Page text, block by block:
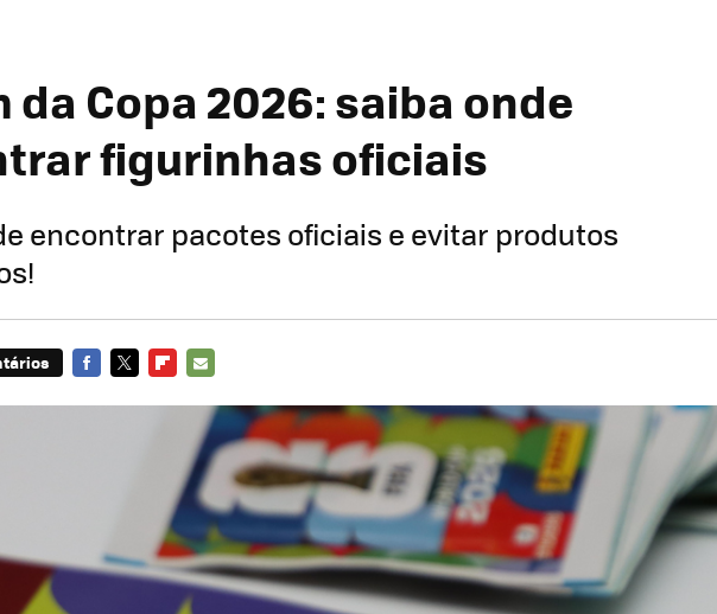
da Copa 2026: saiba onde
figurinhas oficiais
encontrar pacotes oficiais e evitar produtos
MAIL